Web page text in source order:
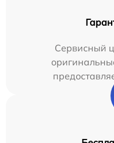
Сервисный